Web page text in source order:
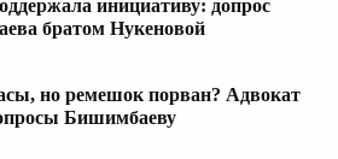
инициативу: допрос
братом Нукеновой
но ремешок порван? Адвокат
Бишимбаеву